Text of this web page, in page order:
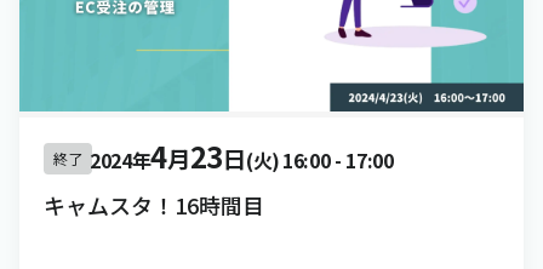
終了 2024年4月23日(火)16:00- 17:00
キャムスタ！16時間目